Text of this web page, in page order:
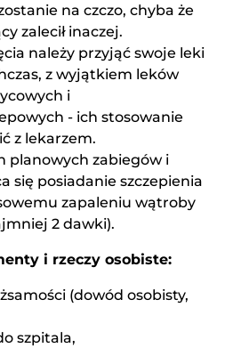
na czczo, chyba że
zalecił inaczej.
należy przyjąć swoje leki
z wyjątkiem leków
i
- ich stosowanie
z lekarzem.
planowych zabiegów i
się posiadanie szczepienia
zapaleniu wątroby
2 dawki).
i rzeczy osobiste:
(dowód osobisty,
szpitala,